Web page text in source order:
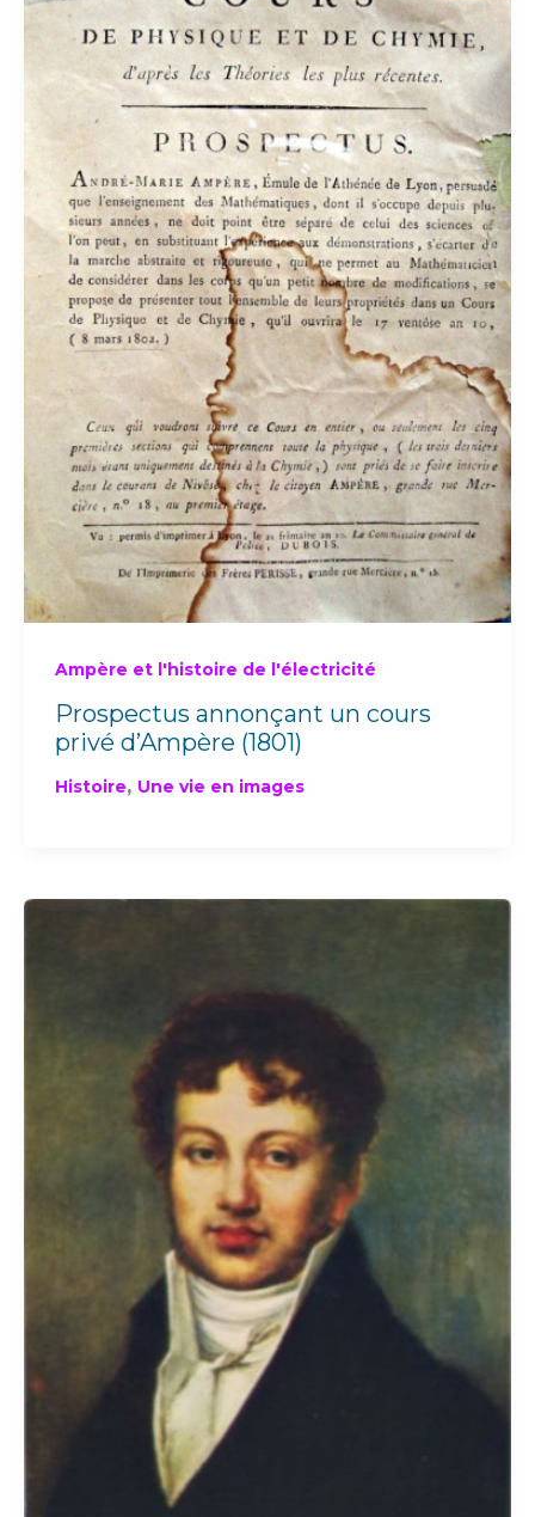
Ampère et l'histoire de l'électricité
Prospectus annonçant un cours
privé d’Ampère (1801)
Histoire, Une vie en images